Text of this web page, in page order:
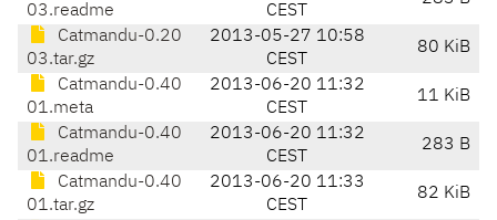
03.readme
CEST
Catmandu-0.20
03.tar.gz
2013-05-27 10:58
CEST
80 KiB
Catmandu-0.40
01.meta
2013-06-20 11:32
CEST
11 KiB
Catmandu-0.40
01.readme
2013-06-20 11:32
CEST
283 B
Catmandu-0.40
01.tar.gz
2013-06-20 11:33
CEST
82 KiB